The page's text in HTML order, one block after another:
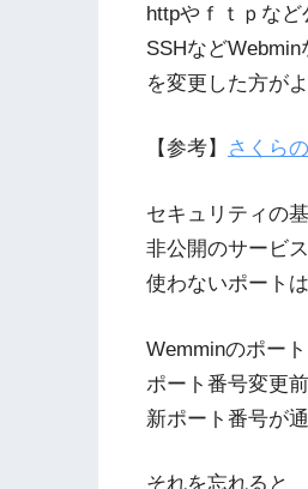
httpやｆｔｐなど
SSHなど
を変更した方が
【参考】 さくら
セキュリティの
非公開のサービ
使わないポートは
Wemminのポー
ポート番号変更
新ポート番号が
それを忘れると